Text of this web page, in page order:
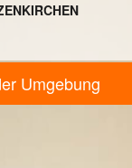
Umgebung